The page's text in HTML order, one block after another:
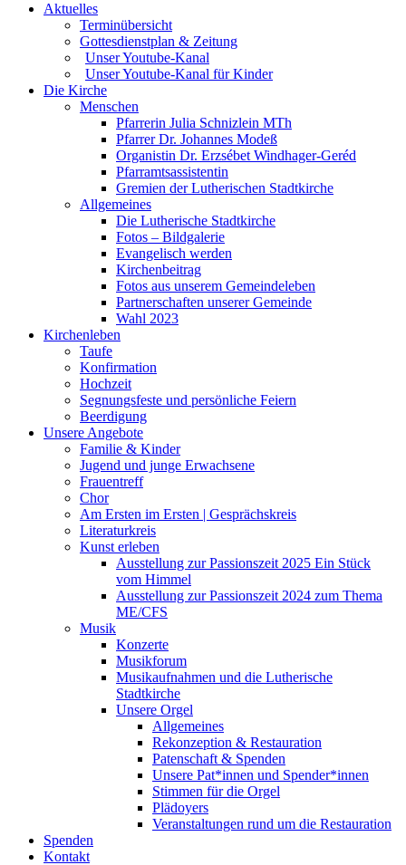
Aktuelles
Terminübersicht
Gottesdienstplan & Zeitung
Unser Youtube-Kanal
Unser Youtube-Kanal für Kinder
Die Kirche
Menschen
Pfarrerin Julia Schnizlein MTh
Pfarrer Dr. Johannes Modeß
Organistin Dr. Erzsébet Windhager-Geréd
Pfarramtsassistentin
Gremien der Lutherischen Stadtkirche
Allgemeines
Die Lutherische Stadtkirche
Fotos – Bildgalerie
Evangelisch werden
Kirchenbeitrag
Fotos aus unserem Gemeindeleben
Partnerschaften unserer Gemeinde
Wahl 2023
Kirchenleben
Taufe
Konfirmation
Hochzeit
Segnungsfeste und persönliche Feiern
Beerdigung
Unsere Angebote
Familie & Kinder
Jugend und junge Erwachsene
Frauentreff
Chor
Am Ersten im Ersten | Gesprächskreis
Literaturkreis
Kunst erleben
Ausstellung zur Passionszeit 2025 Ein Stück
vom Himmel
Ausstellung zur Passionszeit 2024 zum Thema
ME/CFS
Musik
Konzerte
Musikforum
Musikaufnahmen und die Lutherische
Stadtkirche
Unsere Orgel
Allgemeines
Rekonzeption & Restauration
Patenschaft & Spenden
Unsere Pat*innen und Spender*innen
Stimmen für die Orgel
Plädoyers
Veranstaltungen rund um die Restauration
Spenden
Kontakt